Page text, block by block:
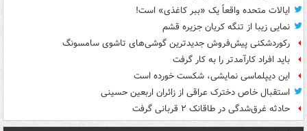
ایالات متحده واقعاً یک «ببر کاغذی» است!
نمایی زیبا از تنگه کریان جزیره قشم
رکوردشکنی پیش‌فروش جدیدترین گوشی‌های تاشوی سامسونگ
باید افراد کارآمدتر را به کار گرفت
این دیپلماسی نمایشی، شکست خورده است
استقبال خاص دخترک عراقی از زائران اربعین حسینی
حادثه غرق‌شدگی در طاقانک ۲ قربانی گرفت